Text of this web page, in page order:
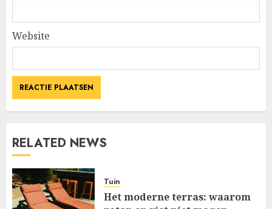
Website
RELATED NEWS
Tuin
Het moderne terras: waarom